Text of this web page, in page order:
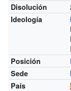
Disolución
Ideología
Posición
Sede
País